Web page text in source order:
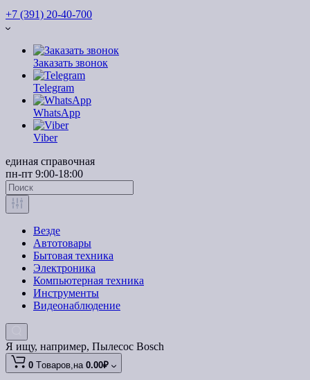
+7 (391) 20-40-700
Заказать звонок
Telegram
WhatsApp
Viber
единая справочная
пн-пт 9:00-18:00
Везде
Автотовары
Бытовая техника
Электроника
Компьютерная техника
Инструменты
Видеонаблюдение
Я ищу, например, Пылесос Bosch
0 Tоваров,на 0.00₽